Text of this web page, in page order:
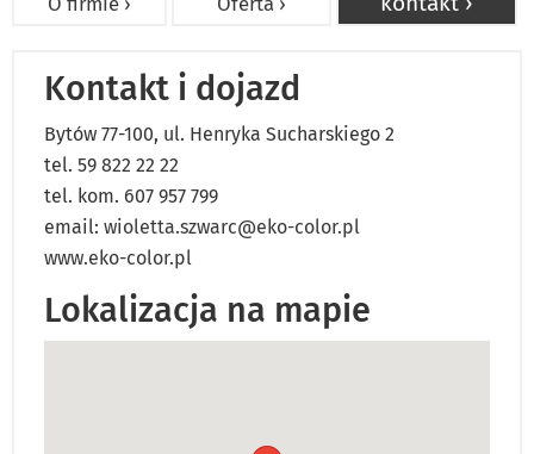
Kontakt i dojazd
Bytów 77-100, ul. Henryka Sucharskiego 2
tel. 59 822 22 22
tel. kom. 607 957 799
email: wioletta.szwarc@eko-color.pl
www.eko-color.pl
Lokalizacja na mapie